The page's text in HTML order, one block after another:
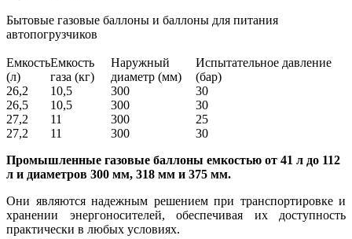
Бытовые газовые баллоны и баллоны для питания
автопогрузчиков
Емкость
(л)
Емкость
газа (кг)
Наружный
диаметр (мм)
Испытательное давление
(бар)
26,2
10,5 300
30
26,5
10,5 300
30
27,2
11 300
25
27,2
11 300
30
Промышленные газовые баллоны емкостью от 41 л до 112
л и диаметров 300 мм, 318 мм и 375 мм.
Они являются надежным решением при транспортировке и
хранении энергоносителей, обеспечивая их доступность
практически в любых условиях.